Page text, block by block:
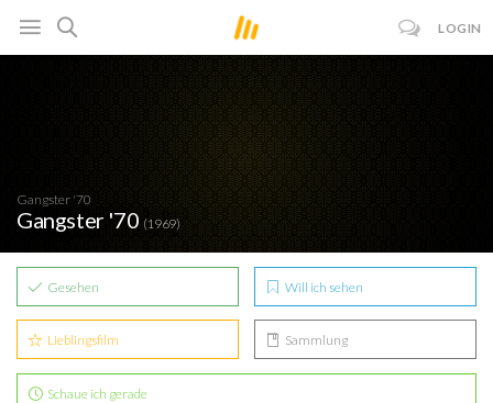
LOGIN
Gangster '70
Gangster '70 (1969)
Gesehen Will ich sehen
Lieblingsfilm Sammlung
Schaue ich gerade